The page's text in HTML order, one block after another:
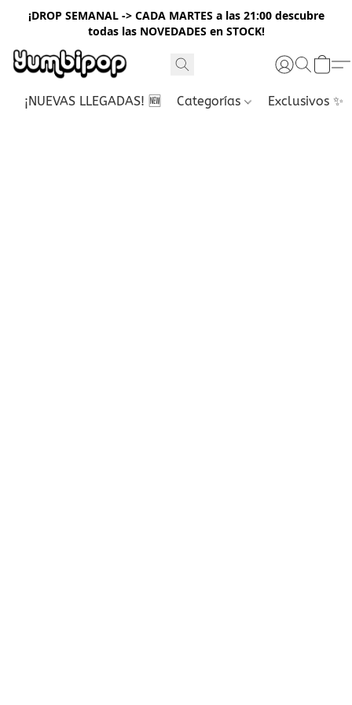
¡DROP SEMANAL -> CADA MARTES a las 21:00 descubre
todas las NOVEDADES en STOCK!
¡NUEVAS LLEGADAS! 🆕 Categorías Exclusivos ✨